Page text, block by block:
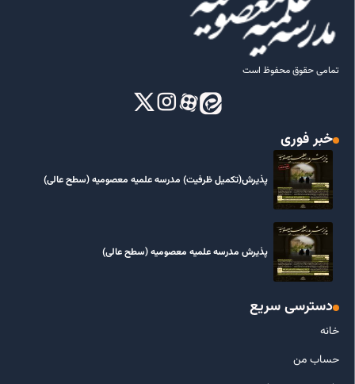
تمامی حقوق محفوظ است
خبر فوری
پذیرش(تکمیل ظرفیت) مدرسه علمیه معصومیه‌ (سطح عالی)
پذیرش مدرسه علمیه معصومیه‌ (سطح عالی)
دسترسی سریع
خانه
حساب من